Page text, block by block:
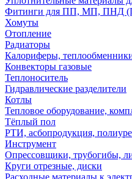
Фитинги для ПП, МП, ПНД
Хомуты
Отопление
Радиаторы
Калориферы,
Конвекторы газовые
Теплоноситель
Гидравлические разделители
Котлы
Тепловое оборудование,
Тёплый пол
РТИ, асбопродукция,
Инструмент
Опрессовщики, трубогибы,
Круги отрезные, диски
Расходные материалы к